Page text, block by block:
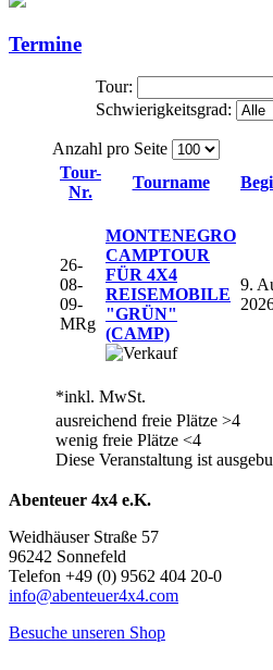
Termine
Tour:
Schwierigkeitsgrad:
Anzahl pro Seite
Tour-
Nr.
Tourname
26-
08-
09-
MRg
MONTENEGRO
CAMPTOUR
FÜR 4X4
REISEMOBILE
"GRÜN"
(CAMP)
9.
*inkl. MwSt.
ausreichend freie Plätze >4
wenig freie Plätze <4
Diese Veranstaltung ist
Abenteuer 4x4 e.K.
Weidhäuser Straße 57
96242 Sonnefeld
Telefon +49 (0) 9562 404 20-0
info@abenteuer4x4.com
Besuche unseren Shop